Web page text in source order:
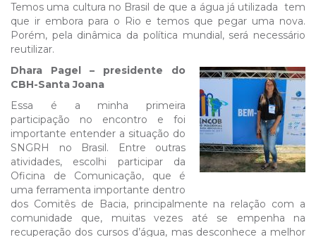
Temos uma cultura no Brasil de que a água já utilizada tem
que ir embora para o Rio e temos que pegar uma nova.
Porém, pela dinâmica da política mundial, será necessário
reutilizar.
Dhara Pagel – presidente do
CBH-Santa Joana
Essa é a minha primeira
participação no encontro e foi
importante entender a situação do
SNGRH no Brasil. Entre outras
atividades, escolhi participar da
Oficina de Comunicação, que é
uma ferramenta importante dentro
dos Comitês de Bacia, principalmente na relação com a
comunidade que, muitas vezes até se empenha na
recuperação dos cursos d’água, mas desconhece a melhor